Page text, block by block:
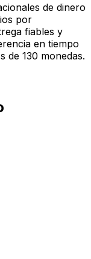
de dinero
por
fiables y
en tiempo
de 130 monedas.